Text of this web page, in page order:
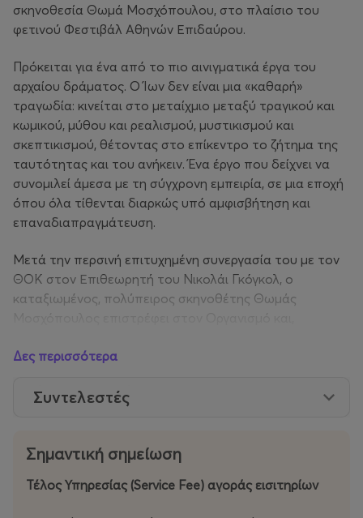
σκηνοθεσία Θωμά Μοσχόπουλου, στο πλαίσιο του
φετινού Φεστιβάλ Αθηνών Επιδαύρου.
Πρόκειται για ένα από το πιο αινιγματικά έργα του
αρχαίου δράματος. Ο Ίων δεν είναι μια «καθαρή»
τραγωδία: κινείται στο μεταίχμιο μεταξύ τραγικού και
κωμικού, μύθου και ρεαλισμού, μυστικισμού και
σκεπτικισμού, θέτοντας στο επίκεντρο το ζήτημα της
ταυτότητας και του ανήκειν. Ένα έργο που δείχνει να
συνομιλεί άμεσα με τη σύγχρονη εμπειρία, σε μια εποχή
όπου όλα τίθενται διαρκώς υπό αμφισβήτηση και
επαναδιαπραγμάτευση.
Μετά την περσινή επιτυχημένη συνεργασία του με τον
ΘΟΚ στον Επιθεωρητή του Νικολάι Γκόγκολ, ο
καταξιωμένος, πολύπειρος σκηνοθέτης Θωμάς
καταθέτοντας μια νέα ανάγνωση του ευριπίδειου
δημιουργική συνάντηση με τον Ευριπίδη, έναν ποιητή με
Ταύρων).
Η δράση εκτυλίσσεται στο ιερό μαντείο του Απόλλωνα
Δες περισσότερα
Συντελεστές
Σημαντική σημείωση
Τέλος Υπηρεσίας (Service Fee) αγοράς εισιτηρίων